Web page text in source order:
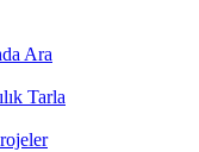
Ara
Tarla